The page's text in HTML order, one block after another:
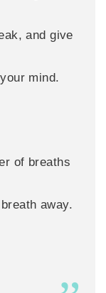
and give
mind.
of breaths
away.